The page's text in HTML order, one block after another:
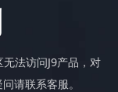
法访问J9产品，对
请联系客服。